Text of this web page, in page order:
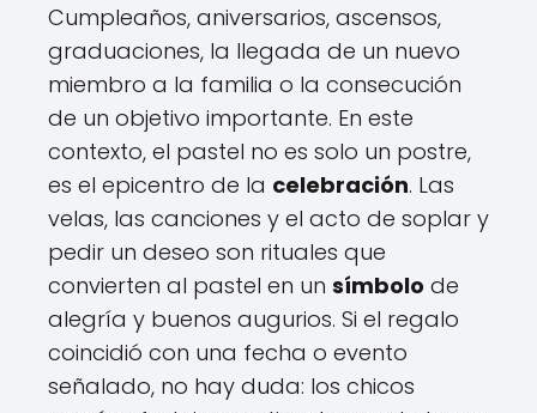
Cumpleaños, aniversarios, ascensos,
graduaciones, la llegada de un nuevo
miembro a la familia o la consecución
de un objetivo importante. En este
contexto, el pastel no es solo un postre,
es el epicentro de la celebración. Las
velas, las canciones y el acto de soplar y
pedir un deseo son rituales que
convierten al pastel en un símbolo de
alegría y buenos augurios. Si el regalo
coincidió con una fecha o evento
señalado, no hay duda: los chicos